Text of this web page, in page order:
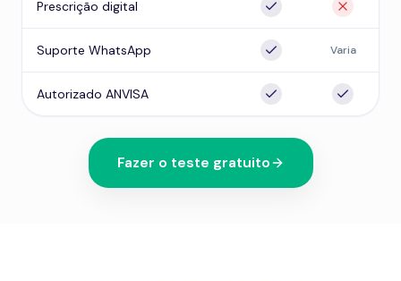
Prescrição digital
Suporte WhatsApp Varia
Autorizado ANVISA
Fazer o teste gratuito